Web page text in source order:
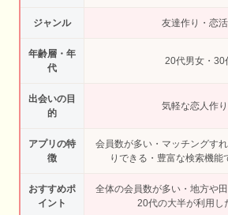
ジャンル 友達作り・恋
年齢層・年
代
20代男女・30
出会いの目
的
気軽な恋人作
アプリの特
徴
会員数が多い・マッチングす
りできる・豊富な検索機能
おすすめポ
イント
全体の会員数が多い・地方や
20代の大半が利用し